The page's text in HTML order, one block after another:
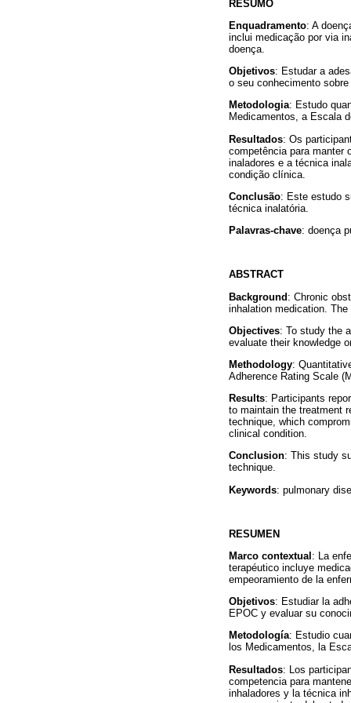
RESUMO
Enquadramento: A
inclui medicação por via
doença.
Objetivos: Estudar a
o seu conhecimento
Metodologia: Estudo
Medicamentos, a Escala
Resultados: Os
competência para manter
inaladores e a técnica
condição clínica.
Conclusão: Este estudo
técnica inalatória.
Palavras-chave: doença
ABSTRACT
Background: Chronic
inhalation medication.
Objectives: To study the
evaluate their knowledge
Methodology:
Adherence Rating Scale
Results: Participants
to maintain the treatment
technique, which
clinical condition.
Conclusion: This study
technique.
Keywords: pulmonary
RESUMEN
Marco contextual : La
terapéutico incluye
empeoramiento de la
Objetivos: Estudiar la
EPOC y evaluar su
Metodología: Estudio
los Medicamentos, la
Resultados: Los
competencia para
inhaladores y la técnica